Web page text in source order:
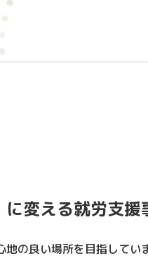
変える就労支援
の良い場所を目指して